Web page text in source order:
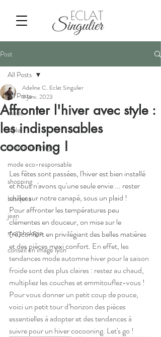
Post
All Posts
mode
style
conseil en image
mode eco-responsable
shopping
basiques
jean
morphologie
conseil en image lyon
All Posts
Affronter l'hiver avec style :
les indispensables
cocooning !
Adeline C. Eclat Singulier
9 janv. 2023
Les fêtes sont passées, l'hiver est bien installé
et nous n'avons qu'une seule envie ... rester
chiller sur notre canapé, sous un plaid !
Pour affronter les températures peu
clémentes en douceur, on mise sur le
(ré)confort en privilégiant des belles matières
et des pièces maxi confort. En effet, les
tendances mode automne hiver pour la saison
froide sont des plus claires : restez au chaud,
multipliez les couches et emmitouflez-vous !
Pour vous donner un petit coup de pouce,
voici un petit tour d’horizon des pièces
essentielles à adopter et des tendances à
suivre pour un hiver cocooning. Let's go !